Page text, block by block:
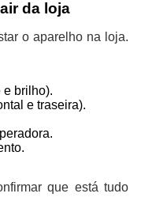
da loja
o aparelho na loja.
e brilho).
e traseira).
que está tudo